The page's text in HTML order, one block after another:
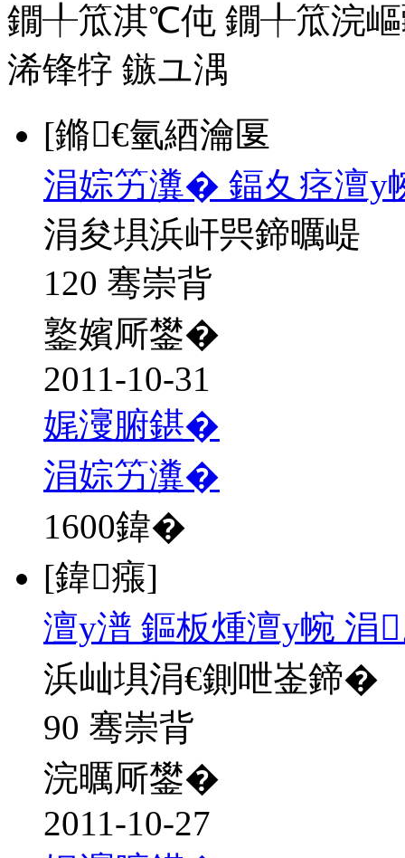
鐗╀笟淇℃伅 鐗╀笟浣
浠锋牸 鏃ユ湡
[鏅€氫綇瀹匽
涓婃竻瀵� 鍢夊痉澶у
涓夋埧浜屽巺鍗曞崼
120 骞崇背
鐜嬪厛鐢�
2011-10-31
娓濅腑鍖�
涓婃竻瀵�
1600鍏�
[鍏瘬]
澶у潽 鏂板煄澶у帵 涓
浜屾埧涓€鍘呭崟鍗�
90 骞崇背
浣曞厛鐢�
2011-10-27